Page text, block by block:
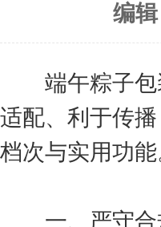
编
端午粽子包
适配、利于传
档次与实用功
一、严守合